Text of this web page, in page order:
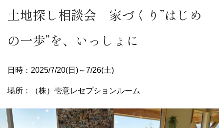
土地探し相談会 家づくり”はじめ
の一歩”を、いっしょに
日時：2025/7/20(日)～7/26(土)
場所：（株）壱意レセプションルーム